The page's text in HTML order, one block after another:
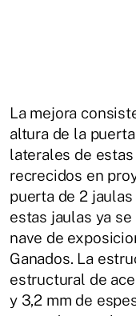
La mejora
altura de la
laterales de
recrecidos en
puerta de 2
estas jaulas ya
nave de
Ganados. La
estructural de
y 3,2 mm de